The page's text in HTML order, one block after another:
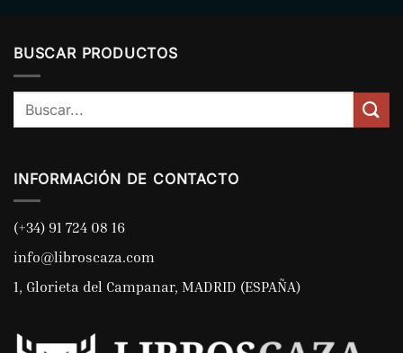
BUSCAR PRODUCTOS
Buscar
INFORMACIÓN DE CONTACTO
(+34) 91 724 08 16
info@libroscaza.com
1, Glorieta del Campanar, MADRID (ESPAÑA)